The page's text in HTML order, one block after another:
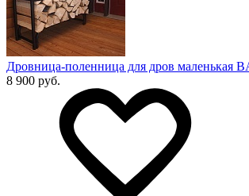
Дровница-поленница для дров маленькая
8 900 руб.